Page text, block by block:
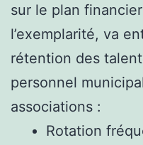
sur le plan
l’exemplarité, va
rétention des
personnel
associations :
Rotation